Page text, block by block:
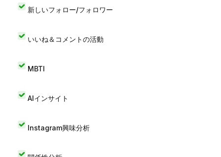
新しいフォロー/フォロワー
いいね＆コメントの活動
MBTI
AIインサイト
Instagram興味分析